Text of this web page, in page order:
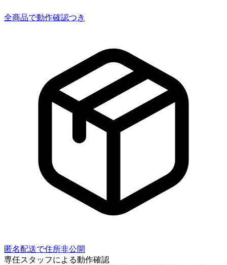
全商品で動作確認つき
匿名配送で住所非公開
専任スタッフによる動作確認